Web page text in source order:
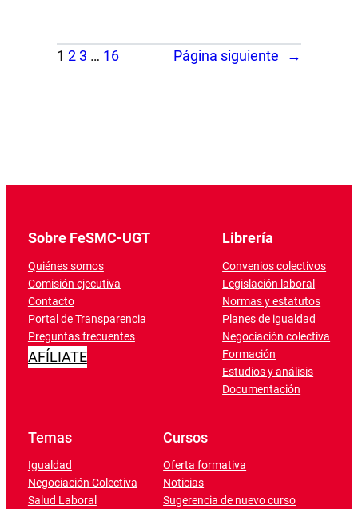
1 2 3 … 16 Página siguiente →
Sobre FeSMC-UGT
Quiénes somos
Comisión ejecutiva
Contacto
Portal de Transparencia
Preguntas frecuentes
AFÍLIATE
Librería
Convenios colectivos
Legislación laboral
Normas y estatutos
Planes de igualdad
Negociación colectiva
Formación
Estudios y análisis
Documentación
Temas
Igualdad
Negociación Colectiva
Salud Laboral
Cursos
Oferta formativa
Noticias
Sugerencia de nuevo curso